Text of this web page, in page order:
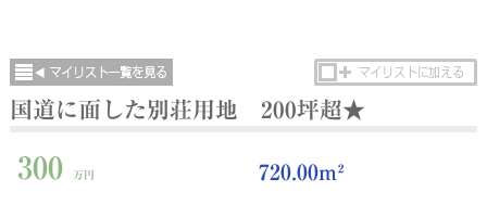
国道に面した別荘用地 200坪超★
300 万円 720.00m²